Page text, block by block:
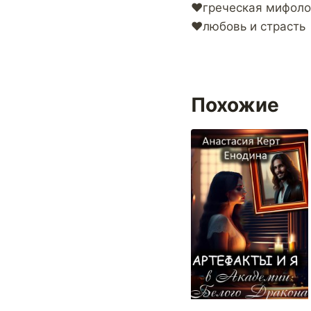
‍❤️‍греческая
‍❤️‍любовь и страсть
Похожие